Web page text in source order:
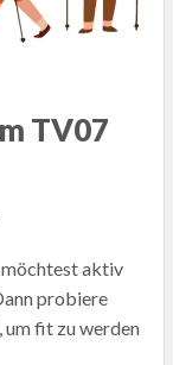
TV07
aktiv
probiere
fit zu werden